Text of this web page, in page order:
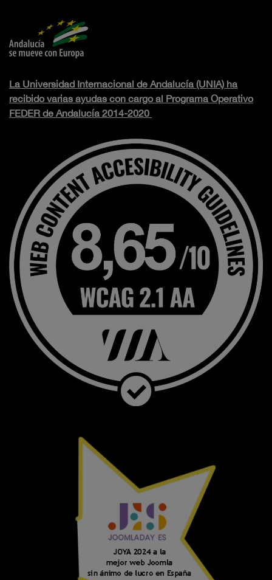
La Universidad Internacional de Andalucía (UNIA) ha
recibido varias ayudas con cargo al Programa Operativo
FEDER de Andalucía 2014-2020